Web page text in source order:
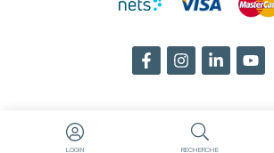
LOGIN RECHERCHE